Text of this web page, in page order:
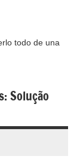
todo de una
Solução